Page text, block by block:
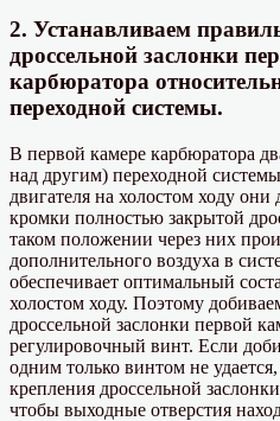
2. Устанавливаем
дроссельной заслонки
карбюратора
переходной системы.
В первой камере карбюратора
над другим) переходной
двигателя на холостом ходу
кромки полностью закрытой
таком положении через них
дополнительного воздуха в
обеспечивает оптимальный
холостом ходу. Поэтому
дроссельной заслонки первой
регулировочный винт. Если
одним только винтом не
крепления дроссельной
чтобы выходные отверстия